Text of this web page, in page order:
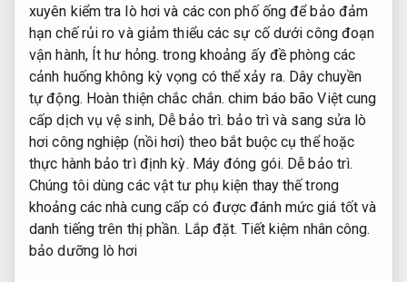
xuyên kiểm tra lò hơi và các con phố ống để bảo đảm
hạn chế rủi ro và giảm thiểu các sự cố dưới công đoạn
vận hành, Ít hư hỏng. trong khoảng ấy đề phòng các
cảnh huống không kỳ vọng có thể xảy ra. Dây chuyền
tự động. Hoàn thiện chắc chắn. chim báo bão Việt cung
cấp dịch vụ vệ sinh, Dễ bảo trì. bảo trì và sang sửa lò
hơi công nghiệp (nồi hơi) theo bắt buộc cụ thể hoặc
thực hành bảo trì định kỳ. Máy đóng gói. Dễ bảo trì.
Chúng tôi dùng các vật tư phụ kiện thay thế trong
khoảng các nhà cung cấp có được đánh mức giá tốt và
danh tiếng trên thị phần. Lắp đặt. Tiết kiệm nhân công.
bảo dưỡng lò hơi